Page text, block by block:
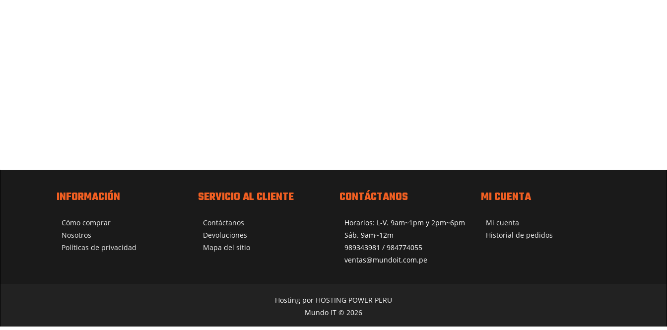
INFORMACIÓN
Cómo comprar
Nosotros
Políticas de privacidad
SERVICIO AL CLIENTE
Contáctanos
Devoluciones
Mapa del sitio
CONTÁCTANOS
Horarios: L-V. 9am~1pm y 2pm~6pm
Sáb. 9am~12m
989343981 / 984774055
ventas@mundoit.com.pe
MI CUENTA
Mi cuenta
Historial de pedidos
Hosting por HOSTING POWER PERU
Mundo IT © 2026